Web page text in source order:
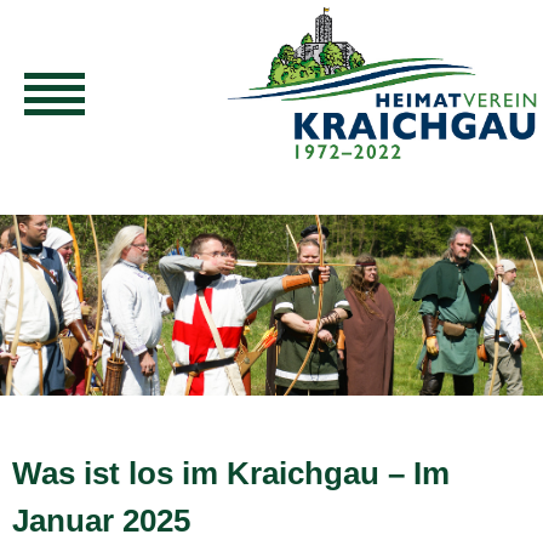
Was ist los im Kraichgau – Im
Januar 2025